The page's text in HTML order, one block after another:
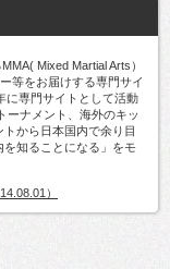
Mixed Martial Arts）
等をお届けする専門サイ
に専門サイトとして活動
ーナメント、海外のキッ
から日本国内で余り目
知ることになる」をモ
）